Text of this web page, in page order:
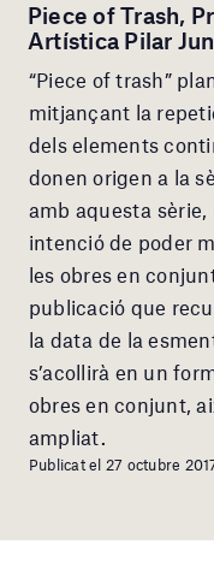
Piece of Trash,
Artística Pilar
“Piece of trash”
mitjançant la
dels elements
donen origen a la
amb aquesta sèrie,
intenció de poder
les obres en
publicació que
la data de la
s’acollirà en un
obres en conjunt,
ampliat.
Publicat el 27 octubre